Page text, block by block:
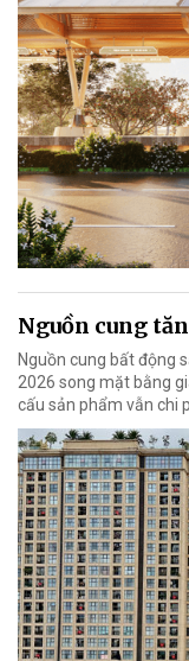
Nguồn cung
Nguồn cung bất động
2026 song mặt bằng
cấu sản phẩm vẫn chi